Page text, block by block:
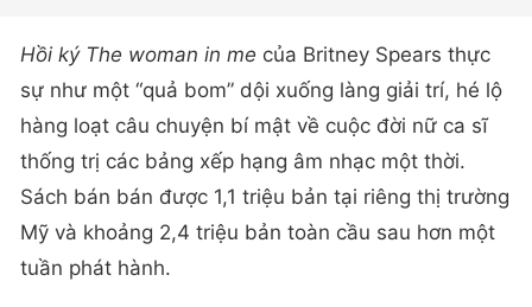
Hồi ký The woman in me của Britney Spears thực
sự như một “quả bom” dội xuống làng giải trí, hé lộ
hàng loạt câu chuyện bí mật về cuộc đời nữ ca sĩ
thống trị các bảng xếp hạng âm nhạc một thời.
Sách bán bán được 1,1 triệu bản tại riêng thị trường
Mỹ và khoảng 2,4 triệu bản toàn cầu sau hơn một
tuần phát hành.